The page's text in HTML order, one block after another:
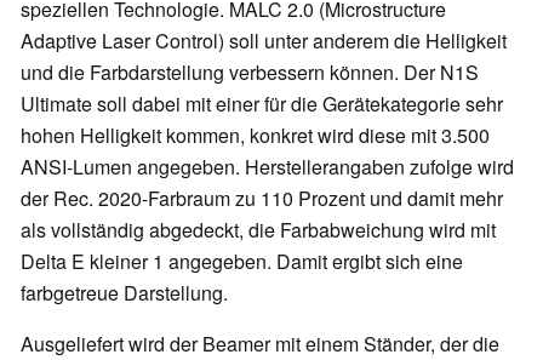
speziellen Technologie. MALC 2.0 (Microstructure
Adaptive Laser Control) soll unter anderem die Helligkeit
und die Farbdarstellung verbessern können. Der N1S
Ultimate soll dabei mit einer für die Gerätekategorie sehr
hohen Helligkeit kommen, konkret wird diese mit 3.500
ANSI-Lumen angegeben. Herstellerangaben zufolge wird
der Rec. 2020-Farbraum zu 110 Prozent und damit mehr
als vollständig abgedeckt, die Farbabweichung wird mit
Delta E kleiner 1 angegeben. Damit ergibt sich eine
farbgetreue Darstellung.
Ausgeliefert wird der Beamer mit einem Ständer, der die